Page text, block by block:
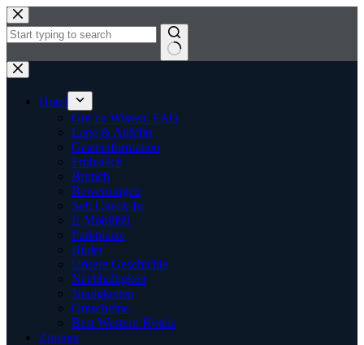
Zum
Inhalt
springen
Keine
Ergebnisse
Hotel
Gut zu Wissen: FAQ
Lage & Anfahrt
Gästeinformation
Frühstück
Brunch
Bewertungen
Self Check-In
E-Mobilität
Parkplätze
Bilder
Unsere Geschichte
Nachhaltigkeit
Neuigkeiten
Gutscheine
Best Western Hotels
Zimmer